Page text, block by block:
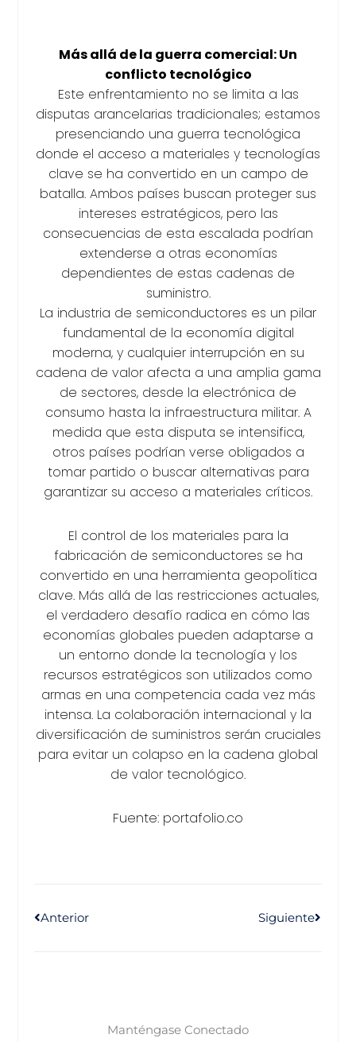
Más allá de la guerra comercial: Un
conflicto tecnológico
Este enfrentamiento no se limita a las
disputas arancelarias tradicionales; estamos
presenciando una guerra tecnológica
donde el acceso a materiales y tecnologías
clave se ha convertido en un campo de
batalla. Ambos países buscan proteger sus
intereses estratégicos, pero las
consecuencias de esta escalada podrían
extenderse a otras economías
dependientes de estas cadenas de
suministro.
La industria de semiconductores es un pilar
fundamental de la economía digital
moderna, y cualquier interrupción en su
cadena de valor afecta a una amplia gama
de sectores, desde la electrónica de
consumo hasta la infraestructura militar. A
medida que esta disputa se intensifica,
otros países podrían verse obligados a
tomar partido o buscar alternativas para
garantizar su acceso a materiales críticos.
El control de los materiales para la
fabricación de semiconductores se ha
convertido en una herramienta geopolítica
clave. Más allá de las restricciones actuales,
el verdadero desafío radica en cómo las
economías globales pueden adaptarse a
un entorno donde la tecnología y los
recursos estratégicos son utilizados como
armas en una competencia cada vez más
intensa. La colaboración internacional y la
diversificación de suministros serán cruciales
para evitar un colapso en la cadena global
de valor tecnológico.
Fuente: portafolio.co
Anterior Siguiente
Manténgase Conectado